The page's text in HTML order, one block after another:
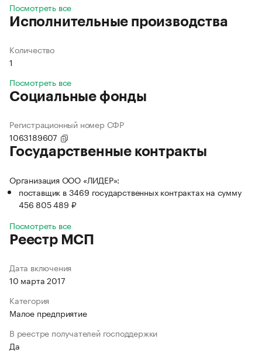
Посмотреть все
Исполнительные производства
Количество
1
Посмотреть все
Социальные фонды
Регистрационный номер СФР
1063189607
Государственные контракты
Организация ООО «ЛИДЕР»:
поставщик в 3469 государственных контрактах на сумму
456 805 489 ₽
Посмотреть все
Реестр МСП
Дата включения
10 марта 2017
Категория
Малое предприятие
В реестре получателей господдержки
Да